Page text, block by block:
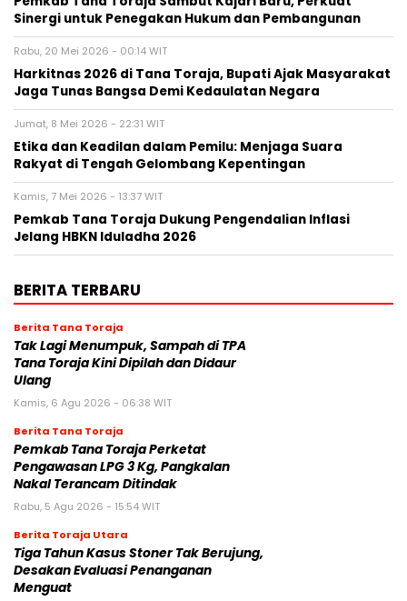
Sinergi untuk Penegakan Hukum dan Pembangunan
Rabu, 20 Mei 2026 - 00:14 WIT
Harkitnas 2026 di Tana Toraja, Bupati Ajak Masyarakat
Jaga Tunas Bangsa Demi Kedaulatan Negara
Jumat, 8 Mei 2026 - 22:31 WIT
Etika dan Keadilan dalam Pemilu: Menjaga Suara
Rakyat di Tengah Gelombang Kepentingan
Kamis, 7 Mei 2026 - 13:37 WIT
Pemkab Tana Toraja Dukung Pengendalian Inflasi
Jelang HBKN Iduladha 2026
BERITA TERBARU
Berita Tana Toraja
Tak Lagi Menumpuk, Sampah di TPA
Tana Toraja Kini Dipilah dan Didaur
Ulang
Kamis, 6 Agu 2026 - 06:38 WIT
Berita Tana Toraja
Pemkab Tana Toraja Perketat
Pengawasan LPG 3 Kg, Pangkalan
Nakal Terancam Ditindak
Rabu, 5 Agu 2026 - 15:54 WIT
Berita Toraja Utara
Tiga Tahun Kasus Stoner Tak Berujung,
Desakan Evaluasi Penanganan
Menguat